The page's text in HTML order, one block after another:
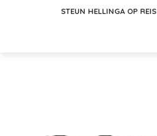
STEUN HELLINGA OP REIS